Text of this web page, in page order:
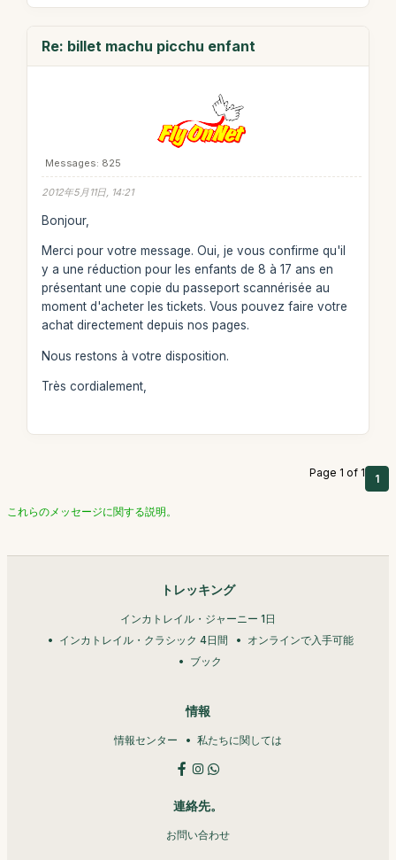
Re: billet machu picchu enfant
Messages: 825
2012年5月11日, 14:21
Bonjour,
Merci pour votre message. Oui, je vous confirme qu'il
y a une réduction pour les enfants de 8 à 17 ans en
présentant une copie du passeport scannérisée au
moment d'acheter les tickets. Vous pouvez faire votre
achat directement depuis nos pages.
Nous restons à votre disposition.
Très cordialement,
Page 1 of 1 1
これらのメッセージに関する説明。
トレッキング
インカトレイル・ジャーニー 1日
インカトレイル・クラシック 4日間
オンラインで入手可能
ブック
情報
情報センター 私たちに関しては
連絡先。
お問い合わせ